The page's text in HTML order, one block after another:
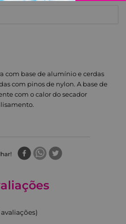
com base de alumínio e cerdas
com pinos de nylon. A base de
com o calor do secador
avaliações)